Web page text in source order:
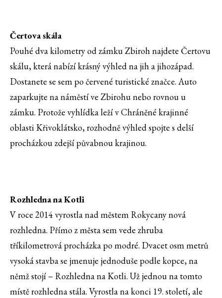
Čertova skála
Pouhé dva kilometry od zámku Zbiroh najdete Čertovu
skálu, která nabízí krásný výhled na jih a jihozápad.
Dostanete se sem po červené turistické značce. Auto
zaparkujte na náměstí ve Zbirohu nebo rovnou u
zámku. Protože vyhlídka leží v Chráněné krajinné
oblasti Křivoklátsko, rozhodně výhled spojte s delší
procházkou zdejší půvabnou krajinou.
Rozhledna na Kotli
V roce 2014 vyrostla nad městem Rokycany nová
rozhledna. Přímo z města sem vede zhruba
tříkilometrová procházka po modré. Dvacet osm metrů
vysoká stavba se jmenuje jednoduše podle kopce, na
němž stojí – Rozhledna na Kotli. Už jednou na tomto
místě rozhledna stála. Vyrostla na konci 19. století, ale